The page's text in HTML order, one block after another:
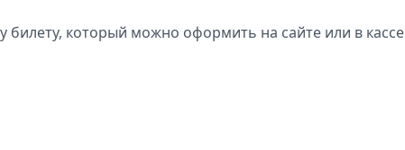
билету, который можно оформить на сайте или в кассе